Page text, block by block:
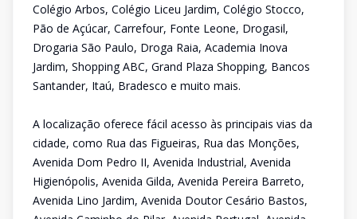
Colégio Arbos, Colégio Liceu Jardim, Colégio Stocco,
Pão de Açúcar, Carrefour, Fonte Leone, Drogasil,
Drogaria São Paulo, Droga Raia, Academia Inova
Jardim, Shopping ABC, Grand Plaza Shopping, Bancos
Santander, Itaú, Bradesco e muito mais.
A localização oferece fácil acesso às principais vias da
cidade, como Rua das Figueiras, Rua das Monções,
Avenida Dom Pedro II, Avenida Industrial, Avenida
Higienópolis, Avenida Gilda, Avenida Pereira Barreto,
Avenida Lino Jardim, Avenida Doutor Cesário Bastos,